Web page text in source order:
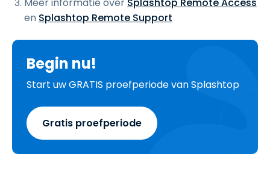
en Splashtop Remote Support
Begin nu!
Start uw GRATIS proefperiode van Splashtop
Gratis proefperiode